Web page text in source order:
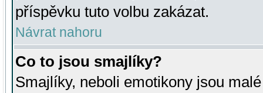
příspěvku tuto volbu zakázat.
Návrat nahoru
Co to jsou smajlíky?
Smajlíky, neboli emotikony jsou